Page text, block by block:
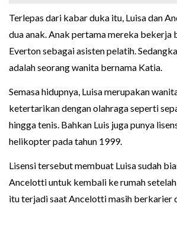
Terlepas dari kabar duka itu, Luisa dan
dua anak. Anak pertama mereka
Everton sebagai asisten pelatih.
adalah seorang wanita bernama Katia.
Semasa hidupnya, Luisa merupakan
ketertarikan dengan olahraga seperti
hingga tenis. Bahkan Luis juga punya
helikopter pada tahun 1999.
Lisensi tersebut membuat Luisa sudah
Ancelotti untuk kembali ke rumah
itu terjadi saat Ancelotti masih berkarier